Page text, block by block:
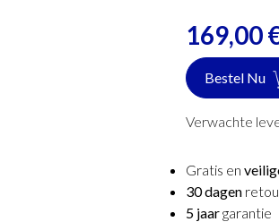
169,00
Bestel Nu
Verwachte
Gratis en
30 dagen
5 jaargarantie